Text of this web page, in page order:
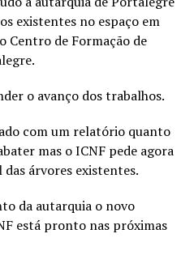
existentes no espaço em
Centro de Formação de
o avanço dos trabalhos.
com um relatório quanto
mas o ICNF pede agora
árvores existentes.
da autarquia o novo
está pronto nas próximas